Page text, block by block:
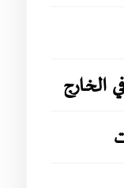
الخارج